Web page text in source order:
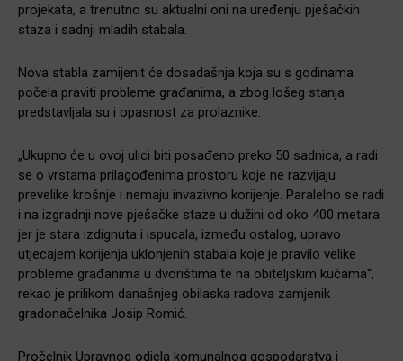
projekata, a trenutno su aktualni oni na uređenju pješačkih
staza i sadnji mladih stabala.
Nova stabla zamijenit će dosadašnja koja su s godinama
počela praviti probleme građanima, a zbog lošeg stanja
predstavljala su i opasnost za prolaznike.
„Ukupno će u ovoj ulici biti posađeno preko 50 sadnica, a radi
se o vrstama prilagođenima prostoru koje ne razvijaju
prevelike krošnje i nemaju invazivno korijenje. Paralelno se radi
i na izgradnji nove pješačke staze u dužini od oko 400 metara
jer je stara izdignuta i ispucala, između ostalog, upravo
utjecajem korijenja uklonjenih stabala koje je pravilo velike
probleme građanima u dvorištima te na obiteljskim kućama“,
rekao je prilikom današnjeg obilaska radova zamjenik
gradonačelnika Josip Romić.
Pročelnik Upravnog odjela komunalnog gospodarstva i